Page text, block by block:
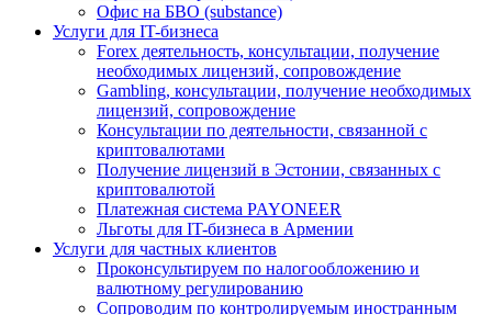
Офис на БВО (substance)
Услуги для IT-бизнеса
Forex деятельность, консультации, получение
необходимых лицензий, сопровождение
Gambling, консультации, получение необходимых
лицензий, сопровождение
Консультации по деятельности, связанной с
криптовалютами
Получение лицензий в Эстонии, связанных с
криптовалютой
Платежная система PAYONEER
Льготы для IT-бизнеса в Армении
Услуги для частных клиентов
Проконсультируем по налогообложению и
валютному регулированию
Сопроводим по контролируемым иностранным